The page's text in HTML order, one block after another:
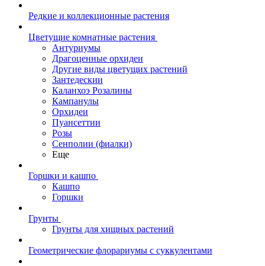
Редкие и коллекционные растения
Цветущие комнатные растения
Антуриумы
Драгоценные орхидеи
Другие виды цветущих растений
Зантедескии
Каланхоэ Розалины
Кампанулы
Орхидеи
Пуансеттии
Розы
Сенполии (фиалки)
Еще
Горшки и кашпо
Кашпо
Горшки
Грунты
Грунты для хищных растений
Геометрические флорариумы с суккулентами